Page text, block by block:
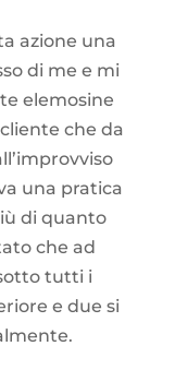
azione una
di me e mi
elemosine
che da
una pratica
di quanto
che ad
tutti i
e due si